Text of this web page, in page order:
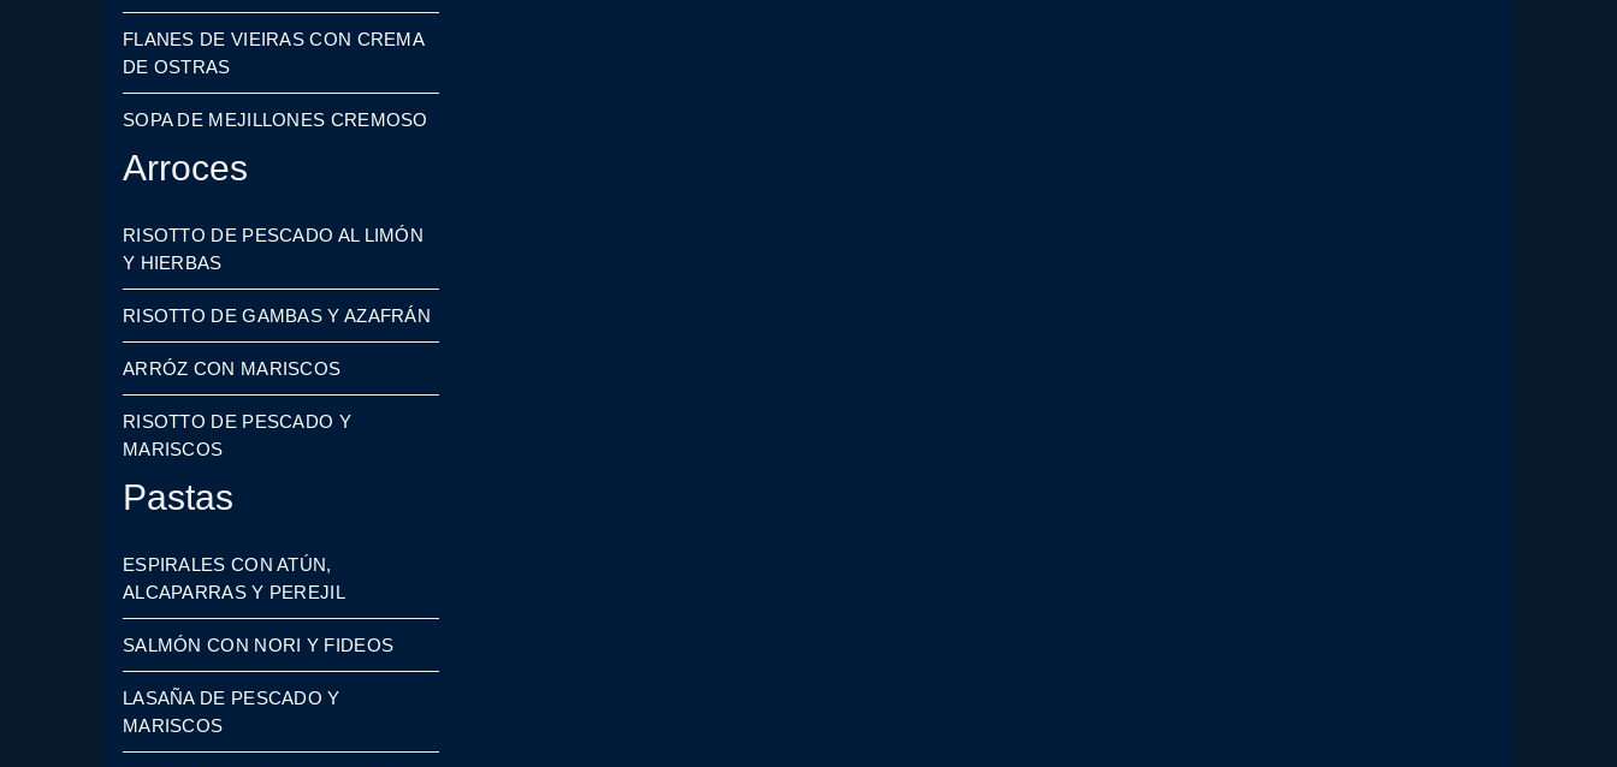
FLANES DE VIEIRAS CON CREMA
DE OSTRAS
SOPA DE MEJILLONES CREMOSO
Arroces
RISOTTO DE PESCADO AL LIMÓN
Y HIERBAS
RISOTTO DE GAMBAS Y AZAFRÁN
ARRÓZ CON MARISCOS
RISOTTO DE PESCADO Y
MARISCOS
Pastas
ESPIRALES CON ATÚN,
ALCAPARRAS Y PEREJIL
SALMÓN CON NORI Y FIDEOS
LASAÑA DE PESCADO Y
MARISCOS